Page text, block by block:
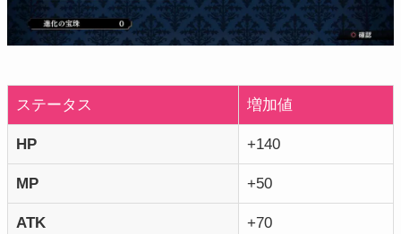
ステータス 増加値
HP +140
MP +50
ATK +70